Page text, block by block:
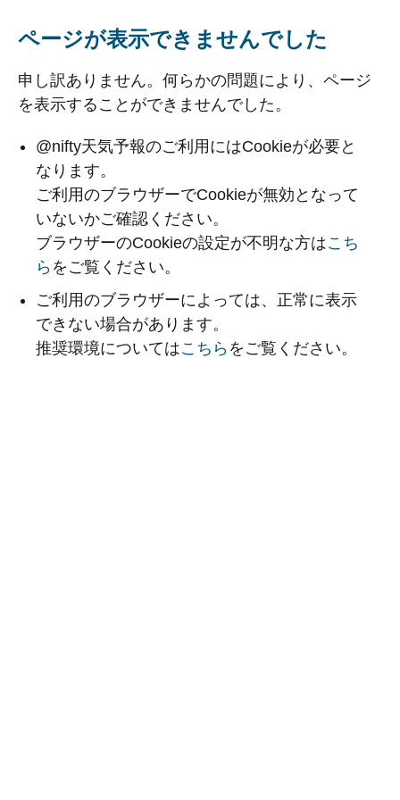
ページが表示できませんでした
申し訳ありません。何らかの問題により、ページ
を表示することができませんでした。
@nifty天気予報のご利用にはCookieが必要と
なります。
ご利用のブラウザーでCookieが無効となって
いないかご確認ください。
ブラウザーのCookieの設定が不明な方はこち
ら をご覧ください。
ご利用のブラウザーによっては、正常に表示
できない場合があります。
推奨環境についてはこちら をご覧ください。